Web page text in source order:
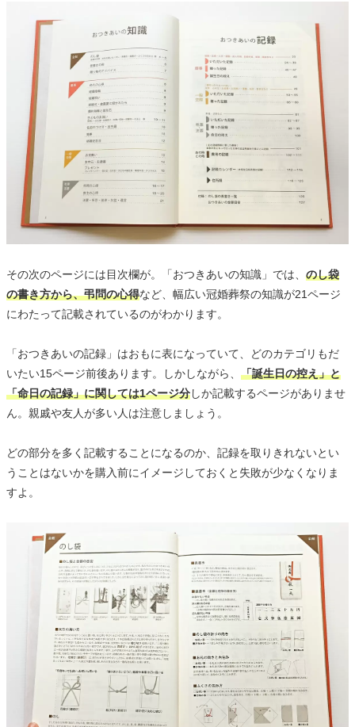
その次のページには目次欄が。「おつきあいの知識」では、 のし袋
の書き方から、弔問の心得など、幅広い冠婚葬祭の知識が21ページ
にわたって記載されているのがわかります。
「おつきあいの記録」はおもに表になっていて、どのカテゴリもだ
いたい15ページ前後あります。しかしながら、 「誕生日の控え」と
「命日の記録」に関しては1ページ分しか記載するページがありませ
ん。親戚や友人が多い人は注意しましょう。
どの部分を多く記載することになるのか、記録を取りきれないとい
うことはないかを購入前にイメージしておくと失敗が少なくなりま
すよ。